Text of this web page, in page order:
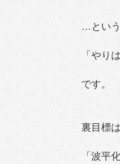
…とい
「やり
です。
裏目標
「波平